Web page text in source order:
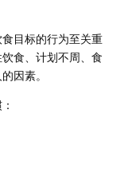
目标的行为至关重
食、计划不周、食
因素。